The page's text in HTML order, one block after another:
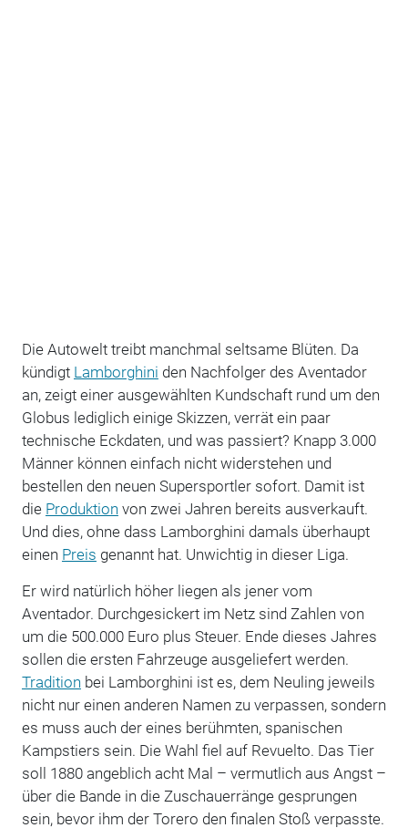
Die Autowelt treibt manchmal seltsame Blüten. Da
kündigt Lamborghini den Nachfolger des Aventador
an, zeigt einer ausgewählten Kundschaft rund um den
Globus lediglich einige Skizzen, verrät ein paar
technische Eckdaten, und was passiert? Knapp 3.000
Männer können einfach nicht widerstehen und
bestellen den neuen Supersportler sofort. Damit ist
die Produktion von zwei Jahren bereits ausverkauft.
Und dies, ohne dass Lamborghini damals überhaupt
einen Preis genannt hat. Unwichtig in dieser Liga.
Er wird natürlich höher liegen als jener vom
Aventador. Durchgesickert im Netz sind Zahlen von
um die 500.000 Euro plus Steuer. Ende dieses Jahres
sollen die ersten Fahrzeuge ausgeliefert werden.
Tradition bei Lamborghini ist es, dem Neuling jeweils
nicht nur einen anderen Namen zu verpassen, sondern
es muss auch der eines berühmten, spanischen
Kampstiers sein. Die Wahl fiel auf Revuelto. Das Tier
soll 1880 angeblich acht Mal – vermutlich aus Angst –
über die Bande in die Zuschauerränge gesprungen
sein, bevor ihm der Torero den finalen Stoß verpasste.